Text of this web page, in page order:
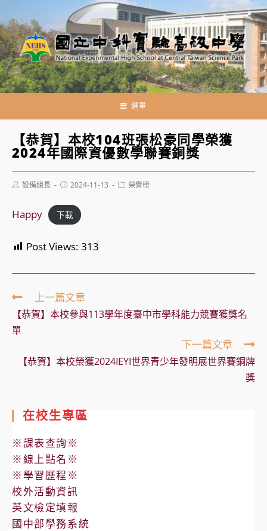
轉
至
主
要
內
選單
【恭賀】本校104班張松豪同學榮獲
2024年國際資優數學聯賽銅獎
Post設備組長
Post2024-11-13
Post榮譽榜
Happy 下載
Post Views: 313
Read
more
articles
上一篇文章
【恭賀】本校參與113學年度臺中市學科能力競賽獲獎名
單
下一篇文章
【恭賀】本校榮獲2024IEYI世界青少年發明展世界賽銅牌
獎
在校生專區
※課表查詢※
※線上點名※
※學習歷程※
校外活動資訊
英文檢定填報
國中部學務系統